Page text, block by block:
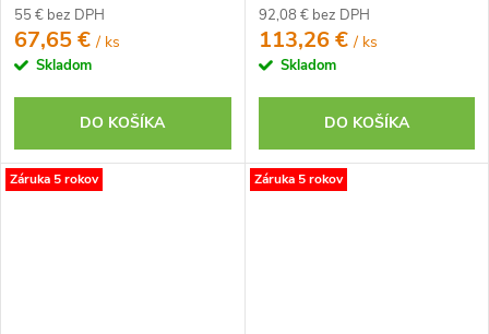
24V
55 € bez DPH
67,65 €/ ks
Skladom
DO KOŠÍKA
24V
92,08 € bez DPH
113,26 €/ ks
Skladom
DO KOŠÍKA
Záruka 5 rokov Záruka 5 rokov